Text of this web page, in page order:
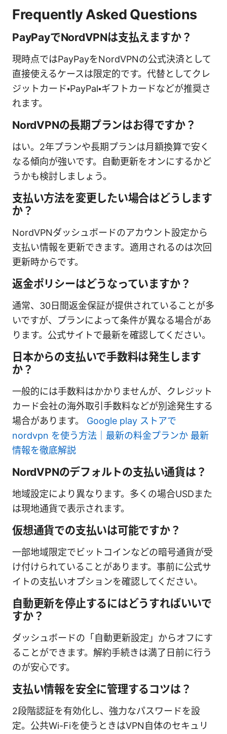
Frequently Asked Questions
PayPayでNordVPNは支払えますか？
現時点ではPayPayをNordVPNの公式決済として
直接使えるケースは限定的です。代替としてクレ
ジットカード・PayPal・ギフトカードなどが推奨さ
れます。
NordVPNの長期プランはお得ですか？
はい。2年プランや長期プランは月額換算で安く
なる傾向が強いです。自動更新をオンにするかど
うかも検討しましょう。
支払い方法を変更したい場合はどうします
か？
NordVPNダッシュボードのアカウント設定から
支払い情報を更新できます。適用されるのは次回
更新時からです。
返金ポリシーはどうなっていますか？
通常、30日間返金保証が提供されていることが多
いですが、プランによって条件が異なる場合があ
ります。公式サイトで最新を確認してください。
日本からの支払いで手数料は発生します
か？
一般的には手数料はかかりませんが、クレジット
カード会社の海外取引手数料などが別途発生する
場合があります。 Google play ストアで
nordvpn を使う方法｜最新の料金プランか 最新
情報を徹底解説
NordVPNのデフォルトの支払い通貨は？
地域設定により異なります。多くの場合USDまた
は現地通貨で表示されます。
仮想通貨での支払いは可能ですか？
一部地域限定でビットコインなどの暗号通貨が受
け付けられていることがあります。事前に公式サ
イトの支払いオプションを確認してください。
自動更新を停止するにはどうすればいいで
すか？
ダッシュボードの「自動更新設定」からオフにす
ることができます。解約手続きは満了日前に行う
のが安心です。
支払い情報を安全に管理するコツは？
2段階認証を有効化し、強力なパスワードを設
定。公共Wi-Fiを使うときはVPN自体のセキュリ